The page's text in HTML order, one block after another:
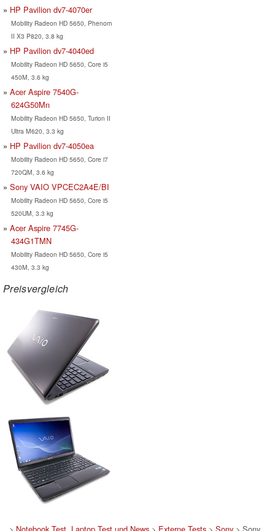
HP Pavilion dv7-4070er
Mobility Radeon HD 5650, Phenom
II X3 P820, 3.8 kg
HP Pavilion dv7-4040ed
Mobility Radeon HD 5650, Core i5
450M, 3.6 kg
Acer Aspire 7540G-
624G50Mn
Mobility Radeon HD 5650, Turion II
Ultra M620, 3.3 kg
HP Pavilion dv7-4050ea
Mobility Radeon HD 5650, Core i7
720QM, 3.6 kg
Sony VAIO VPCEC2A4E/BI
Mobility Radeon HD 5650, Core i5
520UM, 3.3 kg
Acer Aspire 7745G-
434G1TMN
Mobility Radeon HD 5650, Core i5
430M, 3.3 kg
Preisvergleich